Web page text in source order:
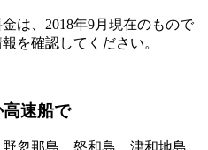
は、2018年9月現在のもので
を確認してください。
速船で